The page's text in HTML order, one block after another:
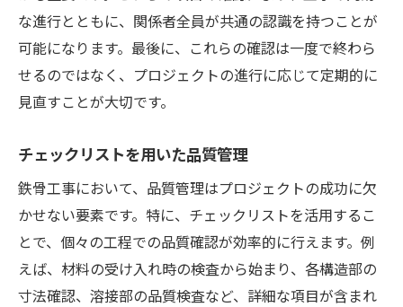
な進行とともに、関係者全員が共通の認識を持つことが
可能になります。最後に、これらの確認は一度で終わら
せるのではなく、プロジェクトの進行に応じて定期的に
見直すことが大切です。
チェックリストを用いた品質管理
鉄骨工事において、品質管理はプロジェクトの成功に欠
かせない要素です。特に、チェックリストを活用するこ
とで、個々の工程での品質確認が効率的に行えます。例
えば、材料の受け入れ時の検査から始まり、各構造部の
寸法確認、溶接部の品質検査など、詳細な項目が含まれ